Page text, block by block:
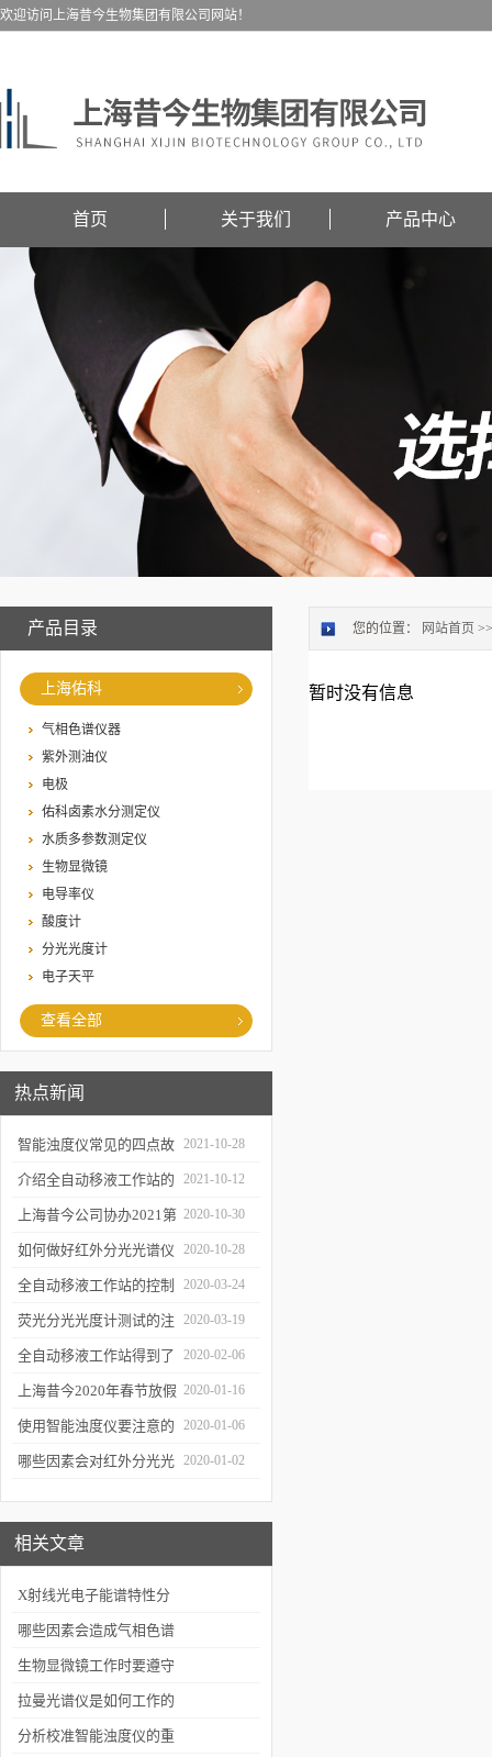
欢迎访问上海昔今生物集团有限公司网站！
首页 关于我们 产品中心
产品目录
上海佑科
气相色谱仪器
紫外测油仪
电极
佑科卤素水分测定仪
水质多参数测定仪
生物显微镜
电导率仪
酸度计
分光光度计
电子天平
查看全部
热点新闻
智能浊度仪常见的四点故
障
2021-10-28
介绍全自动移液工作站的
三种移液方式
2021-10-12
上海昔今公司协办2021第
二届上海沪助科研圈发展
年会
2020-10-30
如何做好红外分光光谱仪
的防潮工作
2020-10-28
全自动移液工作站的控制
软件有哪些特点
2020-03-24
荧光分光光度计测试的注
意事项有哪些
2020-03-19
全自动移液工作站得到了
广泛的应用
2020-02-06
上海昔今2020年春节放假
通知
2020-01-16
使用智能浊度仪要注意的
几个要点
2020-01-06
哪些因素会对红外分光光 2020-01-02
相关文章
X射线光电子能谱特性分
析及其优缺点
哪些因素会造成气相色谱
仪的分析结果产生误差
生物显微镜工作时要遵守
哪些要求
拉曼光谱仪是如何工作的
你知道吗？
分析校准智能浊度仪的重
您的位置： 网站首页
暂时没有信息